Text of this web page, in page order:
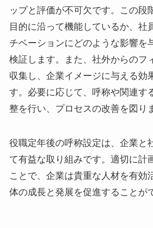
ップと評価が不可欠です。この段
目的に沿って機能しているか、社
チベーションにどのような影響を
検証します。また、社外からのフ
収集し、企業イメージに与える効
す。必要に応じて、呼称や関連す
整を行い、プロセスの改善を図り
役職定年後の呼称設定は、企業と
て有益な取り組みです。適切に計
ことで、企業は貴重な人材を有効
体の成長と発展を促進することが